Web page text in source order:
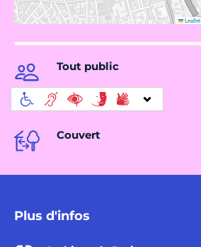
Leaflet
Tout public
Couvert
Plus d'infos